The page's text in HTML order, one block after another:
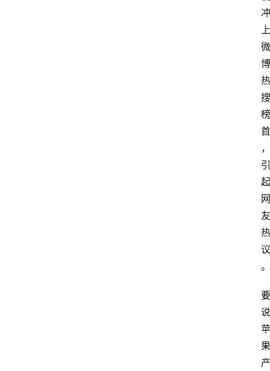
冲
上
微
博
热
搜
榜
首
，
引
起
网
友
热
议
。
要
说
苹
果
产